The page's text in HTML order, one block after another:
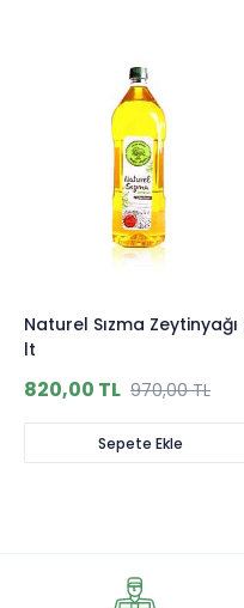
Naturel Sızma Zeytinyağı
lt
820,00 TL 970,00 TL
Sepete Ekle